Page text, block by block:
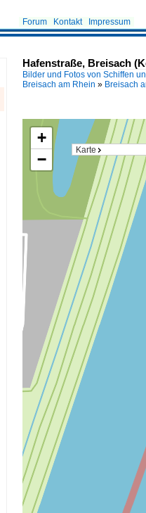
Forum Kontakt Impressum
Hafenstraße, Breisach
Bilder und Fotos von Schiffen
Breisach am Rhein » Breisach
Karte
+
−